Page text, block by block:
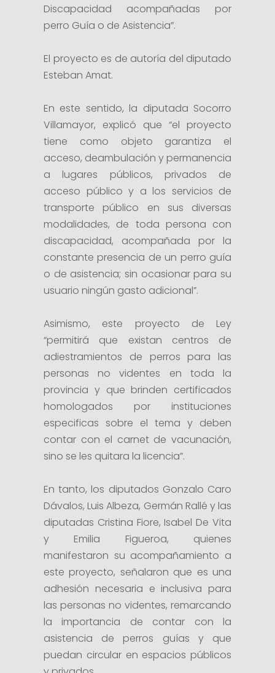
Discapacidad acompañadas por
perro Guía o de Asistencia”.
El proyecto es de autoría del diputado
Esteban Amat.
En este sentido, la diputada Socorro
Villamayor, explicó que “el proyecto
tiene como objeto garantiza el
acceso, deambulación y permanencia
a lugares públicos, privados de
acceso público y a los servicios de
transporte público en sus diversas
modalidades, de toda persona con
discapacidad, acompañada por la
constante presencia de un perro guía
o de asistencia; sin ocasionar para su
usuario ningún gasto adicional”.
Asimismo, este proyecto de Ley
“permitirá que existan centros de
adiestramientos de perros para las
personas no videntes en toda la
provincia y que brinden certificados
homologados por instituciones
especificas sobre el tema y deben
contar con el carnet de vacunación,
sino se les quitara la licencia”.
En tanto, los diputados Gonzalo Caro
Dávalos, Luis Albeza, Germán Rallé y las
diputadas Cristina Fiore, Isabel De Vita
y Emilia Figueroa, quienes
manifestaron su acompañamiento a
este proyecto, señalaron que es una
adhesión necesaria e inclusiva para
las personas no videntes, remarcando
la importancia de contar con la
asistencia de perros guías y que
puedan circular en espacios públicos